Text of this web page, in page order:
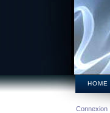
HOME
Connexion